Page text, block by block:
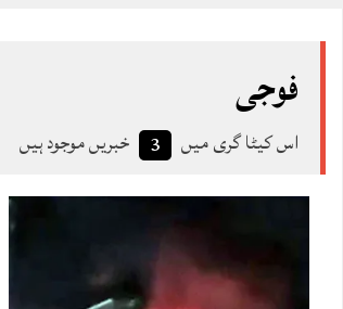
فوجی
اس کیٹا گری میں 3 خبریں موجود ہیں